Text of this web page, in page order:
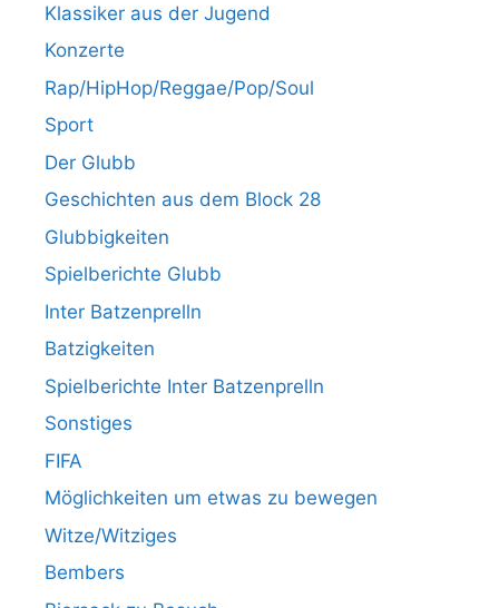
Klassiker aus der Jugend
Konzerte
Rap/HipHop/Reggae/Pop/Soul
Sport
Der Glubb
Geschichten aus dem Block 28
Glubbigkeiten
Spielberichte Glubb
Inter Batzenprelln
Batzigkeiten
Spielberichte Inter Batzenprelln
Sonstiges
FIFA
Möglichkeiten um etwas zu bewegen
Witze/Witziges
Bembers